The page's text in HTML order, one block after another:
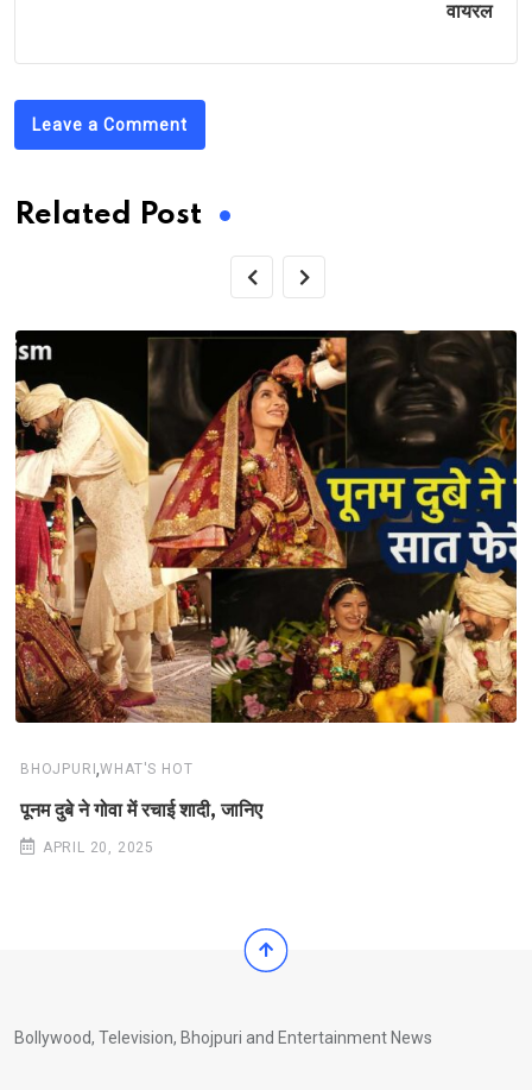
वायरल
Leave a Comment
Related Post
BHOJPURI,WHAT'S HOT
पूनम दुबे ने गोवा में रचाई शादी, जानिए
APRIL 20, 2025
Bollywood, Television, Bhojpuri and Entertainment News